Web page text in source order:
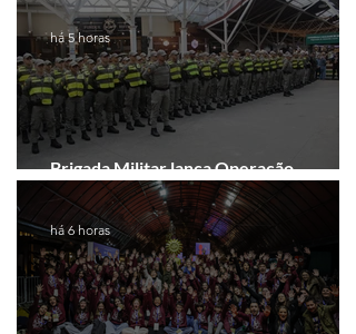
Brigada Militar lança Operação
Convergência na Região das Hortênsias
há 5 horas
há 6 horas